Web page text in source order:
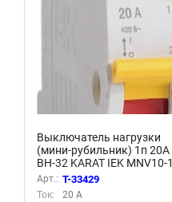
Выключатель нагрузки
(мини-рубильник) 1п 20А
ВН-32 KARAT IEK MNV10-
020
Арт.: T-33429
Ток:
20 А